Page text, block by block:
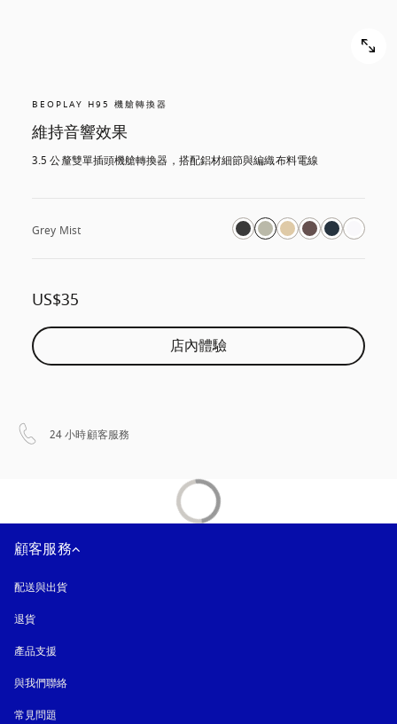
BEOPLAY H95 機艙轉換器
維持音響效果
3.5 公釐雙單插頭機艙轉換器，搭配鋁材細節與編織布料電線
Grey Mist
US$35
店內體驗
24 小時顧客服務
顧客服務
配送與出貨
退貨
產品支援
與我們聯絡
常見問題